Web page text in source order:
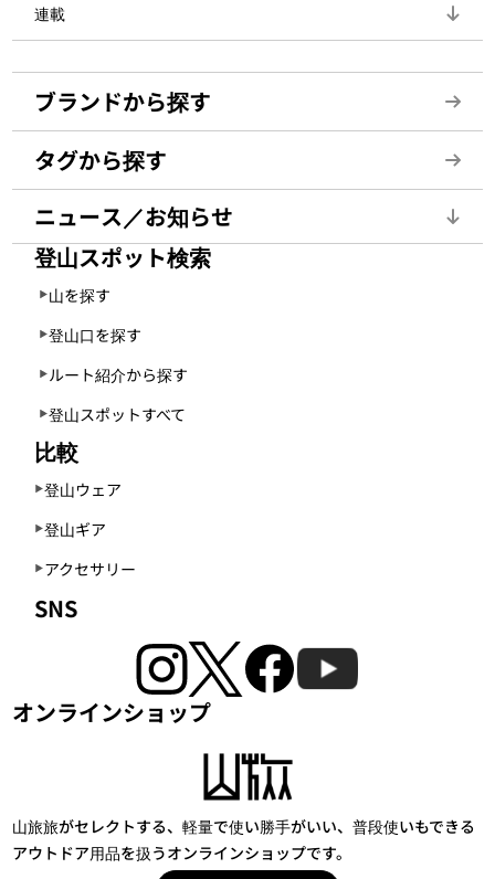
連載
ブランドから探す
タグから探す
ニュース／お知らせ
登山スポット検索
山を探す
登山口を探す
ルート紹介から探す
登山スポットすべて
比較
登山ウェア
登山ギア
アクセサリー
SNS
オンラインショップ
山旅旅がセレクトする、軽量で使い勝手がいい、普段使いもできる
アウトドア用品を扱うオンラインショップです。